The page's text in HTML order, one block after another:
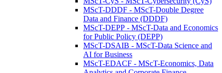
MScT-DDDF - MScT-Double Degree
Data and Finance (DDDF)
MScT-DEPP - MScT-Data and Economics
for Public Policy (DEPP)
MScT-DSAIB - MScT-Data Science and
AI for Business
MScT-EDACF - MScT-Economics, Data